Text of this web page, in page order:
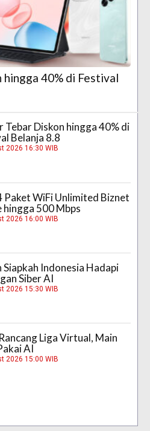
40% di Festival
Tebar Diskon hingga 40% di
Belanja 8.8
2026 16:30 WIB
Paket WiFi Unlimited Biznet
hingga 500 Mbps
2026 16:00 WIB
Siapkah Indonesia Hadapi
Siber AI
2026 15:30 WIB
Liga Virtual, Main
AI
2026 15:00 WIB